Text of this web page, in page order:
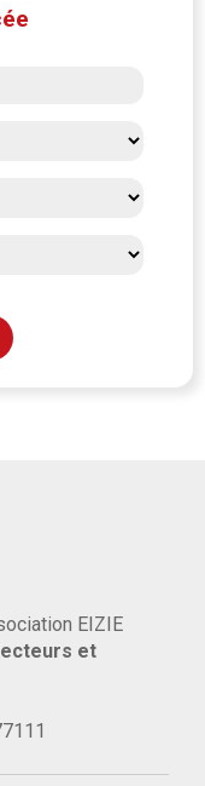
EIZIE
et